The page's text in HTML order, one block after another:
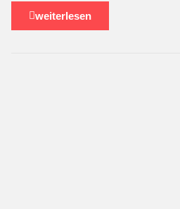
weiterlesen